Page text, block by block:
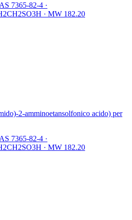
7365-82-4 ·
· MW 182.20
2-amminoetansolfonico acido) per
7365-82-4 ·
· MW 182.20